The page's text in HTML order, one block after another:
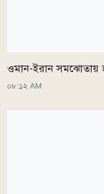
ওমান-ইরান সমঝোতায়
০৮:১২ AM